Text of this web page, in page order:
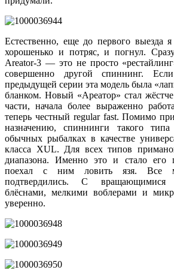
Естественно, еще до первого выезда
хорошенько и потряс, и погнул.
Areator-3 — это не просто
совершенно другой спиннинг.
предыдущей серии эта модель была
бланком. Новый «Ареатор» стал
части, начала более выраженно
теперь честный regular fast. Помимо
назначению, спиннинги такого
обычных рыбалках в качестве
класса XUL. Для всех типов
диапазона. Именно это и стало его
поехал с ним ловить язя. Все
подтвердились. С
блёснами, мелкими воблерами и
уверенно.